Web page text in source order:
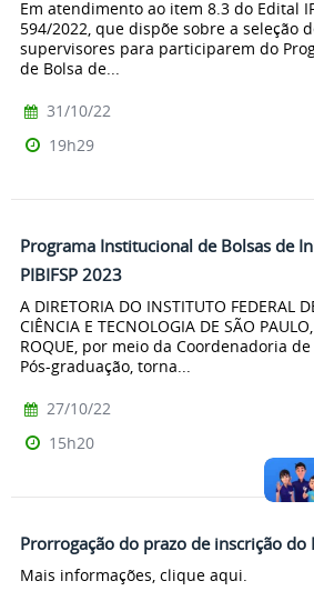
Em atendimento ao item 8.3 do Edital
594/2022, que dispõe sobre a seleção
supervisores para participarem do
de Bolsa de...
31/10/22
19h29
Programa Institucional de Bolsas de
PIBIFSP 2023
A DIRETORIA DO INSTITUTO FEDERAL
CIÊNCIA E TECNOLOGIA DE SÃO
ROQUE, por meio da Coordenadoria
Pós-graduação, torna...
27/10/22
15h20
Prorrogação do prazo de inscrição do
Mais informações, clique aqui.